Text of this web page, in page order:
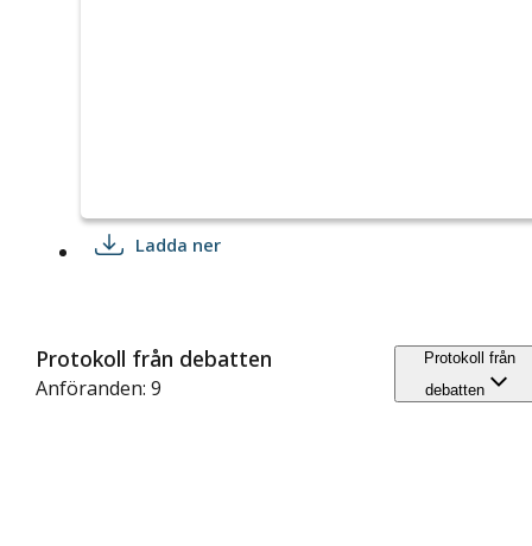
Ladda ner
Protokoll från debatten
Anföranden: 9
Protokoll från
debatten